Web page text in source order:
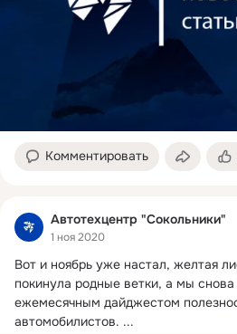
Комментировать
Автотехцентр "Сокольники"
1 ноя 2020
Вот и ноябрь уже настал, желтая
покинула родные ветки, а мы
ежемесячным дайджестом
автомобилистов. ...